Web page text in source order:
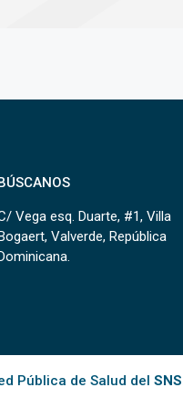
Vega esq. Duarte, #1, Villa
Valverde, República
Pública de Salud del SNS